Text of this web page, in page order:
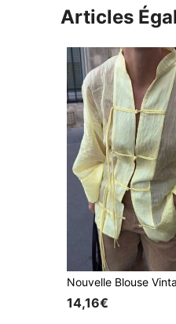
Articles
14,16€